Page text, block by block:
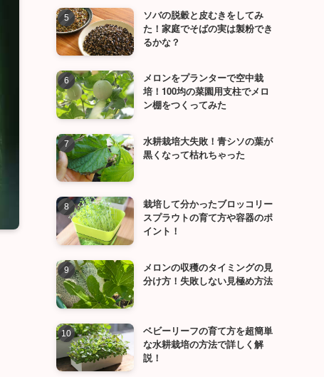
ソバの脱穀と皮むきをしてみ
た！家庭でそばの実は製粉でき
るかな？
メロンをプランターで空中栽
培！100均の菜園用支柱でメロ
ン棚をつくってみた
水耕栽培大失敗！青シソの葉が
黒くなって枯れちゃった
栽培して分かったブロッコリー
スプラウトの育て方や容器のポ
イント！
メロンの収穫のタイミングの見
分け方！失敗しない見極め方法
ベビーリーフの育て方を超簡単
な水耕栽培の方法で詳しく解
説！